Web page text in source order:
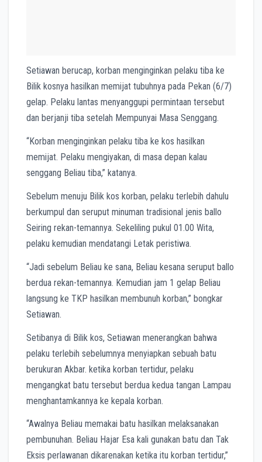
Setiawan berucap, korban menginginkan pelaku tiba ke
Bilik kosnya hasilkan memijat tubuhnya pada Pekan (6/7)
gelap. Pelaku lantas menyanggupi permintaan tersebut
dan berjanji tiba setelah Mempunyai Masa Senggang.
“Korban menginginkan pelaku tiba ke kos hasilkan
memijat. Pelaku mengiyakan, di masa depan kalau
senggang Beliau tiba,” katanya.
Sebelum menuju Bilik kos korban, pelaku terlebih dahulu
berkumpul dan seruput minuman tradisional jenis ballo
Seiring rekan-temannya. Sekeliling pukul 01.00 Wita,
pelaku kemudian mendatangi Letak peristiwa.
“Jadi sebelum Beliau ke sana, Beliau kesana seruput ballo
berdua rekan-temannya. Kemudian jam 1 gelap Beliau
langsung ke TKP hasilkan membunuh korban,” bongkar
Setiawan.
Setibanya di Bilik kos, Setiawan menerangkan bahwa
pelaku terlebih sebelumnya menyiapkan sebuah batu
berukuran Akbar. ketika korban tertidur, pelaku
mengangkat batu tersebut berdua kedua tangan Lampau
menghantamkannya ke kepala korban.
“Awalnya Beliau memakai batu hasilkan melaksanakan
pembunuhan. Beliau Hajar Esa kali gunakan batu dan Tak
Eksis perlawanan dikarenakan ketika itu korban tertidur,”